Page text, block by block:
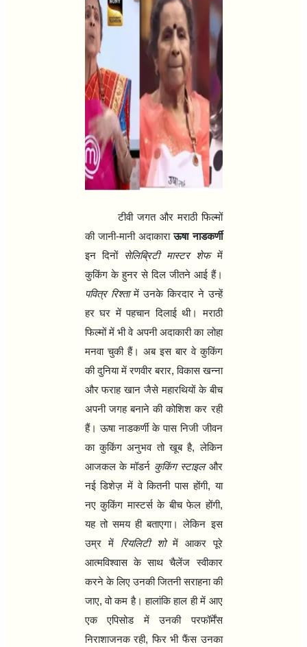
टीवी जगत और मराठी फिल्मों
की जानी-मानी अदाकारा ऊषा नाडकर्णी
इन दिनों
सेलिब्रिटी मास्टर शेफ में
कुकिंग के हुनर से दिल जीतने आई हैं।
पवित्र रिश्ता में उनके किरदार ने उन्हें
हर घर में पहचान दिलाई थी। मराठी
फिल्मों में भी वे अपनी अदाकारी का लोहा
मनवा चुकी हैं। अब इस बार वे कुकिंग
की दुनिया में रणवीर बरार,विकास खन्ना
और फराह खान जैसे महारथियों के बीच
अपनी जगह बनाने की कोशिश कर रही
हैं। ऊषा नाडकर्णी के पास निजी जीवन
का कुकिंग अनुभव तो खूब है,लेकिन
आजकल के मॉडर्न कुकिंग स्टाइल और
नई डिशेज़ में वे कितनी पास होंगी,या
नए कुकिंग मास्टर्स के बीच फेल होंगी,
यह तो समय ही बताएगा। लेकिन इस
उम्र में
रियलिटी शो में आकर पूरे
आत्मविश्वास के साथ चैलेंज स्वीकार
करने के लिए उनकी जितनी सराहना की
जाए,वो कम है। हालांकि हाल ही में आए
एक एपिसोड में उनकी परफॉर्मेंस
निराशाजनक रही,फिर भी फैंस उनका